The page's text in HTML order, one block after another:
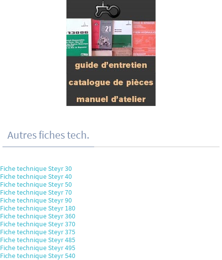
Autres fiches tech.
Fiche technique Steyr 30
Fiche technique Steyr 40
Fiche technique Steyr 50
Fiche technique Steyr 70
Fiche technique Steyr 90
Fiche technique Steyr 180
Fiche technique Steyr 360
Fiche technique Steyr 370
Fiche technique Steyr 375
Fiche technique Steyr 485
Fiche technique Steyr 495
Fiche technique Steyr 540